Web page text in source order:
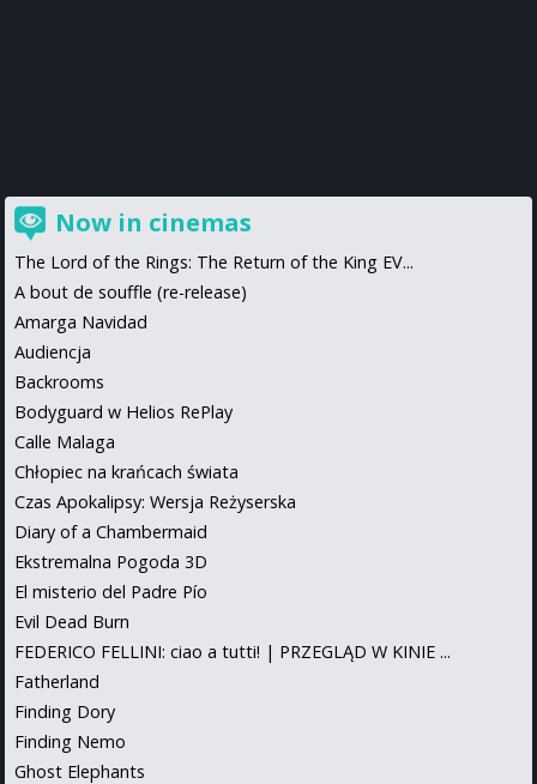
Now in cinemas
The Lord of the Rings: The Return of the King EV...
A bout de souffle (re-release)
Amarga Navidad
Audiencja
Backrooms
Bodyguard w Helios RePlay
Calle Malaga
Chłopiec na krańcach świata
Czas Apokalipsy: Wersja Reżyserska
Diary of a Chambermaid
Ekstremalna Pogoda 3D
El misterio del Padre Pío
Evil Dead Burn
FEDERICO FELLINI: ciao a tutti! | PRZEGLĄD W KINIE ...
Fatherland
Finding Dory
Finding Nemo
Ghost Elephants